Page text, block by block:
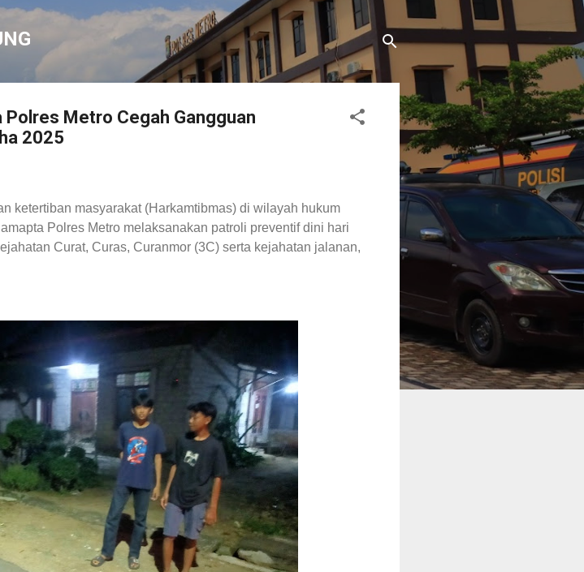
ke konten utama
Metro Cegah Gangguan
2025
ketertiban masyarakat (Harkamtibmas) di wilayah hukum
Polres Metro melaksanakan patroli preventif dini hari
Curat, Curas, Curanmor (3C) serta kejahatan jalanan,